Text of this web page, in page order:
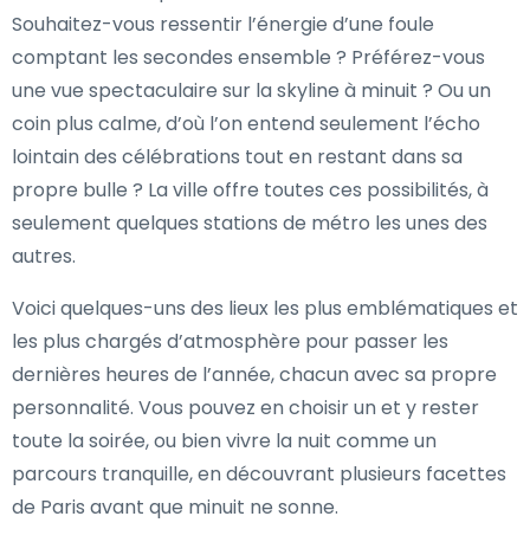
Souhaitez-vous ressentir l’énergie d’une foule
comptant les secondes ensemble ? Préférez-vous
une vue spectaculaire sur la skyline à minuit ? Ou un
coin plus calme, d’où l’on entend seulement l’écho
lointain des célébrations tout en restant dans sa
propre bulle ? La ville offre toutes ces possibilités, à
seulement quelques stations de métro les unes des
autres.
Voici quelques-uns des lieux les plus emblématiques et
les plus chargés d’atmosphère pour passer les
dernières heures de l’année, chacun avec sa propre
personnalité. Vous pouvez en choisir un et y rester
toute la soirée, ou bien vivre la nuit comme un
parcours tranquille, en découvrant plusieurs facettes
de Paris avant que minuit ne sonne.